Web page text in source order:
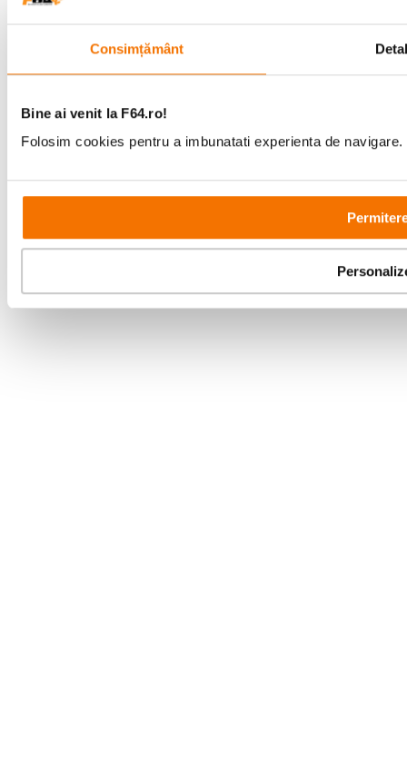
Consimțământ
Bine ai venit la F64.ro!
Folosim cookies pentru a imbunatati experienta de
09:00 - 21:00
Bd-ul Unirii 64, Bucuresti